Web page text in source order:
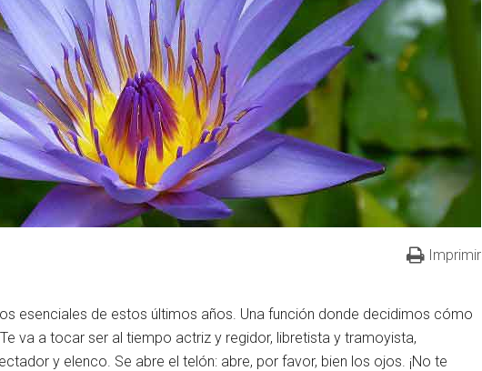
Imprimir
esenciales de estos últimos años. Una función donde decidimos cómo
va a tocar ser al tiempo actriz y regidor, libretista y tramoyista,
y elenco. Se abre el telón: abre, por favor, bien los ojos. ¡No te